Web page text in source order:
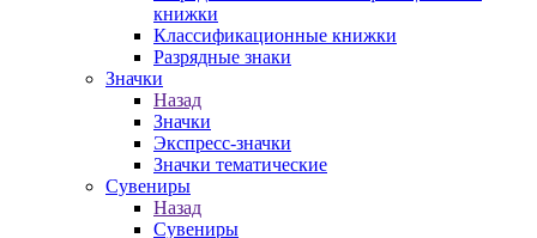
книжки
Классификационные книжки
Разрядные знаки
Значки
Назад
Значки
Экспресс-значки
Значки тематические
Сувениры
Назад
Сувениры